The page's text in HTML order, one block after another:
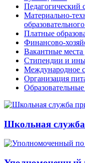
Педагогический
Материально-
Платные
Финансово-
Вакантные
Стипендии и
Международное
Организация
Школьная